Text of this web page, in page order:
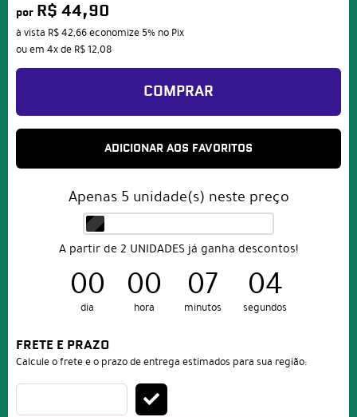
por R$ 44,90
à vista R$ 42,66economize 5% no Pix
ou em 4xde R$ 12,08
COMPRAR
ADICIONAR AOS FAVORITOS
Apenas 5 unidade(s) neste preço
A partir de 2 UNIDADES já ganha descontos!
00
dia
00
hora
07
minutos
01
segundo
FRETE E PRAZO
Calcule o frete e o prazo de entrega estimados para sua região: